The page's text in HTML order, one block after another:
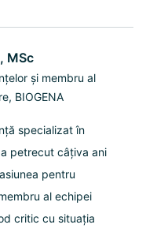
MSc
și membru al
BIOGENA
specializat în
petrecut câțiva ani
pentru
al echipei
critic cu situația